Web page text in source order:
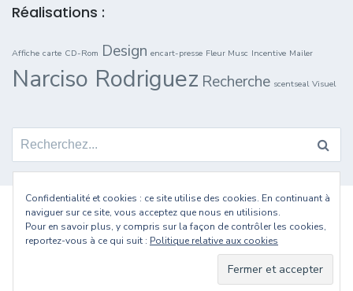
Réalisations :
Affiche carte CD-Rom Design encart-presse Fleur Musc Incentive Mailer
Narciso Rodriguez Recherche scentseal Visuel
Search for:
Erwann MICHEL © 2020 Paris
06 99 91 35 42
Confidentialité et cookies : ce site utilise des cookies. En continuant à
naviguer sur ce site, vous acceptez que nous en utilisions.
Pour en savoir plus, y compris sur la façon de contrôler les cookies,
reportez-vous à ce qui suit : Politique relative aux cookies